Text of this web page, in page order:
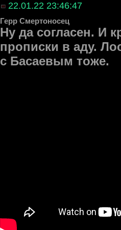
22.01.22 23:46:47
Герр Смертоносец
Ну да согласен. И
прописки в аду.
с Басаевым тоже.